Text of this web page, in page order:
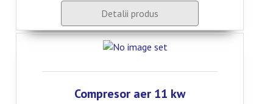
Detalii produs
Compresor aer 11 kw